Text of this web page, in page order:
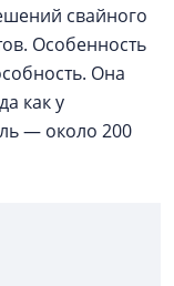
свайного
Особенность
Она
как у
— около 200